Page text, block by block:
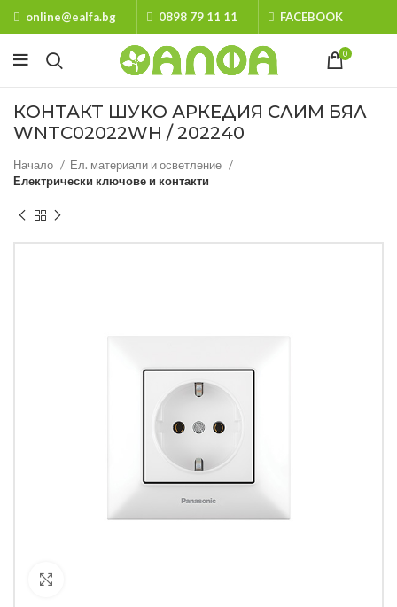
online@ealfa.bg 0898 79 11 11 FACEBOOK
0
КОНТАКТ ШУКО АРКЕДИЯ СЛИМ БЯЛ
WNTC02022WH / 202240
Начало
Ел. материали и осветление
Електрически ключове и контакти